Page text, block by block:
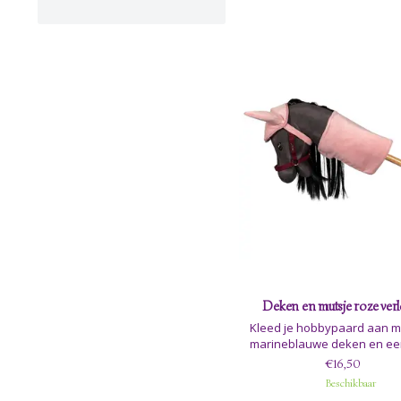
Deken en mutsje roze
Kleed je hobbypaard aan
marineblauwe deken en
mutsje, en geniet van hoe
zowel warm als stijlvol
nu buiten in de tuin staat of
€16,50
Beschikbaar